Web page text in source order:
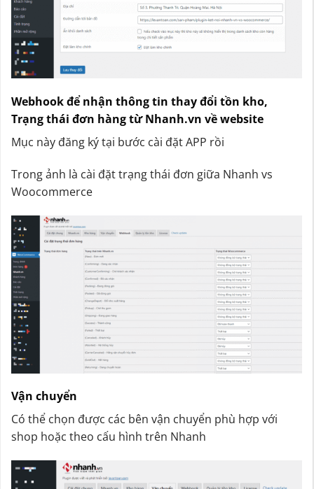
Webhook để nhận thông tin thay đổi tồn kho,
Trạng thái đơn hàng từ Nhanh.vn về website
Mục này đăng ký tại bước cài đặt APP rồi
Trong ảnh là cài đặt trạng thái đơn giữa Nhanh vs
Woocommerce
Vận chuyển
Có thể chọn được các bên vận chuyển phù hợp với
shop hoặc theo cấu hình trên Nhanh